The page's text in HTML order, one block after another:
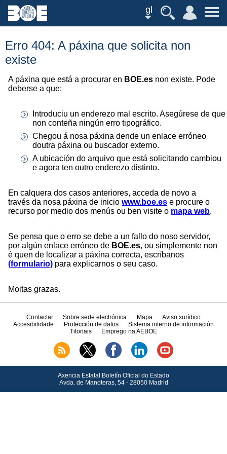
gl
Erro 404: A páxina que solicita non
existe
A páxina que está a procurar en BOE.es non existe. Pode
deberse a que:
Introduciu un enderezo mal escrito. Asegúrese de que
non conteña ningún erro tipográfico.
Chegou á nosa páxina dende un enlace erróneo
doutra páxina ou buscador externo.
A ubicación do arquivo que está solicitando cambiou
e agora ten outro enderezo distinto.
En calquera dos casos anteriores, acceda de novo a
través da nosa páxina de inicio www.boe.es e procure o
recurso por medio dos menús ou ben visite o mapa web.
Se pensa que o erro se debe a un fallo do noso servidor,
por algún enlace erróneo de BOE.es, ou simplemente non
é quen de localizar a páxina correcta, escríbanos
(formulario) para explicarnos o seu caso.
Moitas grazas.
Contactar Sobre sede electrónica Mapa
Aviso xurídico
Accesibilidade
Protección de datos
Sistema interno de información
Titoriais
Emprego na AEBOE
Axencia Estatal Boletín Oficial do Estado
Avda.de Manoteras, 54 - 28050 Madrid